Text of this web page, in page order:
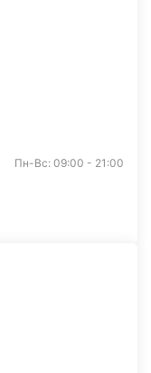
Пн-Вс: 09:00 - 21:00